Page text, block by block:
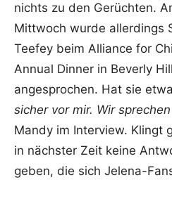
nichts zu den Gerüchten.
Mittwoch wurde allerdings
Teefey beim Alliance for
Annual Dinner in Beverly
angesprochen. Hat sie
sicher vor mir. Wir
Mandy im Interview. Klingt
in nächster Zeit keine
geben, die sich Jelena-